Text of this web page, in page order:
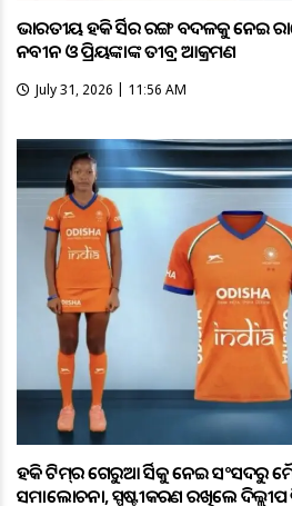
ଭାରତୀୟ ହକି ଜର୍ସିର ରଙ୍ଗ ବଦଳକୁ ନେଇ
ନବୀନ ଓ ପ୍ରିୟଙ୍କାଙ୍କ ତୀବ୍ର ଆକ୍ରମଣ
July 31, 2026 | 11:56 AM
ହକି ଟିମ୍‌ର ଗେରୁଆ ଜର୍ସିକୁ ନେଇ ସଂସଦରୁ
ସମାଲୋଚନା, ସ୍ପଷ୍ଟୀକରଣ ରଖିଲେ ଦିଲ୍ଲୀପ